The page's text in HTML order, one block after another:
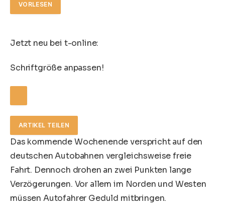
VORLESEN
Jetzt neu bei t-online:
Schriftgröße anpassen!
ARTIKEL TEILEN
Das kommende Wochenende verspricht auf den
deutschen Autobahnen vergleichsweise freie
Fahrt. Dennoch drohen an zwei Punkten lange
Verzögerungen. Vor allem im Norden und Westen
müssen Autofahrer Geduld mitbringen.